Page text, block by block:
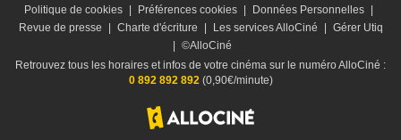
Politique de cookies
Préférences cookies Données Personnelles
Revue de presse
Charte d'écriture Les services AlloCiné
Gérer Utiq
©AlloCiné
Retrouvez tous les horaires et infos de votre cinéma sur le numéro AlloCiné :
0 892 892 892(0,90€/minute)